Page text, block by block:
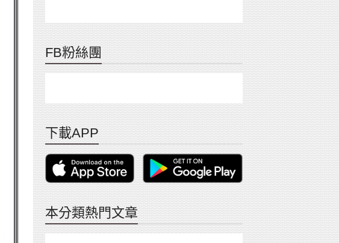
FB粉絲團
下載APP
本分類熱門文章